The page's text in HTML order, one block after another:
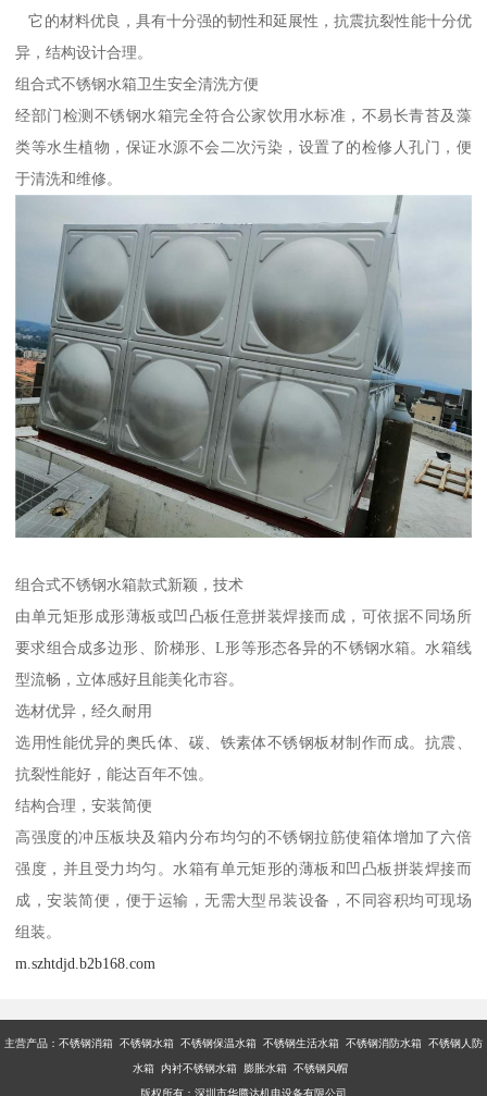
它的材料优良，具有十分强的韧性和延展性，抗震抗裂性能十分优
异，结构设计合理。
组合式不锈钢水箱卫生安全清洗方便
经部门检测不锈钢水箱完全符合公家饮用水标准，不易长青苔及藻
类等水生植物，保证水源不会二次污染，设置了的检修人孔门，便
于清洗和维修。
组合式不锈钢水箱款式新颖，技术
由单元矩形成形薄板或凹凸板任意拼装焊接而成，可依据不同场所
要求组合成多边形、阶梯形、L形等形态各异的不锈钢水箱。水箱线
型流畅，立体感好且能美化市容。
选材优异，经久耐用
选用性能优异的奥氏体、碳、铁素体不锈钢板材制作而成。抗震、
抗裂性能好，能达百年不蚀。
结构合理，安装简便
高强度的冲压板块及箱内分布均匀的不锈钢拉筋使箱体增加了六倍
强度，并且受力均匀。水箱有单元矩形的薄板和凹凸板拼装焊接而
成，安装简便，便于运输，无需大型吊装设备，不同容积均可现场
组装。
m.szhtdjd.b2b168.com
主营产品：不锈钢消箱 不锈钢水箱 不锈钢保温水箱 不锈钢生活水箱 不锈钢消防水箱 不锈钢人防
水箱 内衬不锈钢水箱 膨胀水箱 不锈钢风帽
版权所有：深圳市华腾达机电设备有限公司